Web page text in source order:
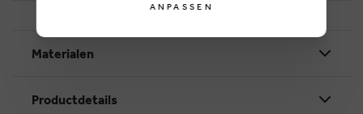
Materialen
Productdetails
ANPASSEN